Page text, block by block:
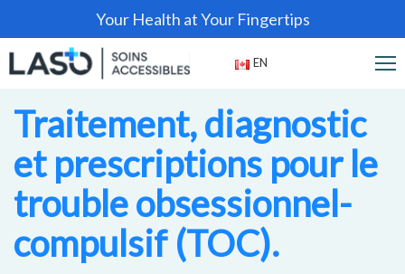
Your Health at Your Fingertips
EN
Traitement, diagnostic
et prescriptions pour le
trouble obsessionnel-
compulsif (TOC).